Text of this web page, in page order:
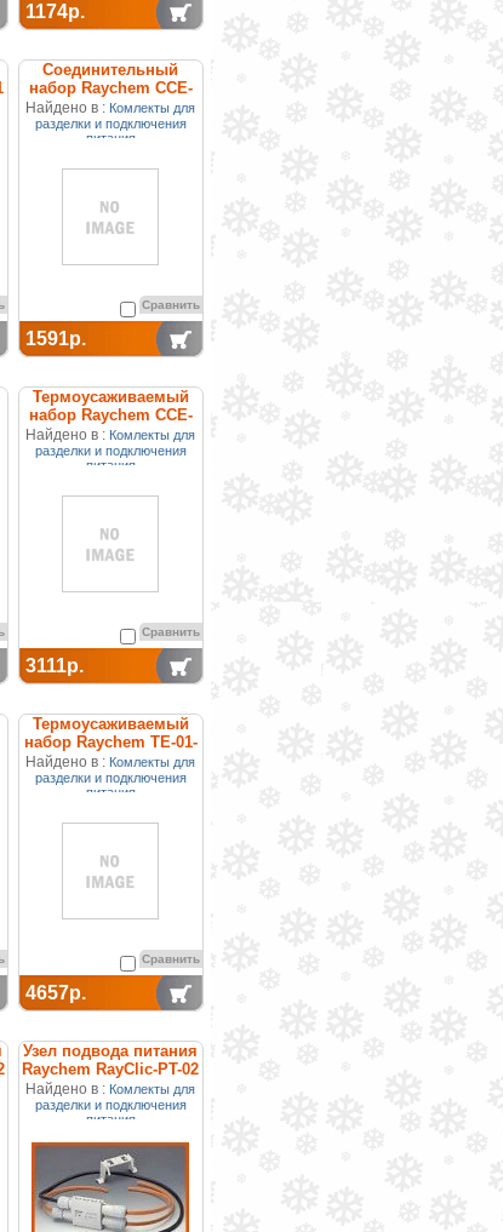
1174р.
Соединительный
набор Raychem CCE-
03-CR
Найдено в : Комлекты для
разделки и подключения
питания
Сравнить
1591р.
Термоусаживаемый
набор Raychem CCE-
04-CT
Найдено в : Комлекты для
разделки и подключения
питания
Сравнить
3111р.
Термоусаживаемый
набор Raychem TE-01-
CR
Найдено в : Комлекты для
разделки и подключения
питания
Сравнить
4657р.
Узел подвода питания
Raychem RayClic-PT-02
Найдено в : Комлекты для
разделки и подключения
питания